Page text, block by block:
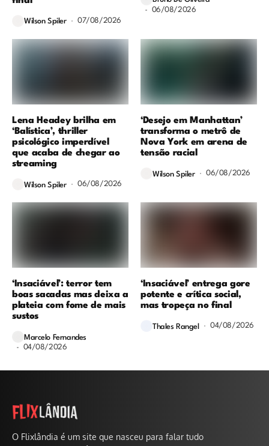
Wilson Spiler 07/08/2026
06/08/2026
Lena Headey brilha em
‘Balística’, thriller
psicológico imperdível
que acaba de chegar ao
streaming
Wilson Spiler 06/08/2026
‘Desejo em Manhattan’
transforma o metrô de
Nova York em arena de
tensão racial
Wilson Spiler 06/08/2026
‘Insaciável’: terror tem
boas sacadas mas deixa a
plateia com fome de mais
sustos
Marcelo Fernandes
04/08/2026
‘Insaciável’ entrega gore
potente e crítica social,
mas tropeça no final
Thales Rangel 04/08/2026
O Flixlândia é um site que nasceu para falar tudo